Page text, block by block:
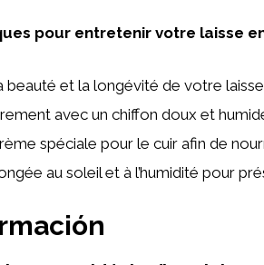
pour entretenir votre laisse
beauté et la longévité de votre
avec un chiffon doux et
spéciale pour le cuir afin de
au soleil et à l’humidité pour